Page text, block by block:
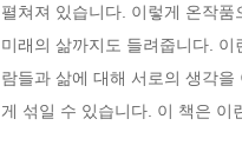
펼쳐져 있습니다. 이렇게 온작
미래의 삶까지도 들려줍니다.
람들과 삶에 대해 서로의 생각
게 섞일 수 있습니다. 이 책은 이